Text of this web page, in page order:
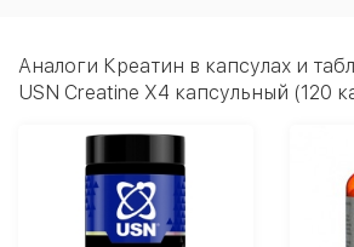
Аналоги Креатин в капсулах и
USN Creatine X4 капсульный (120